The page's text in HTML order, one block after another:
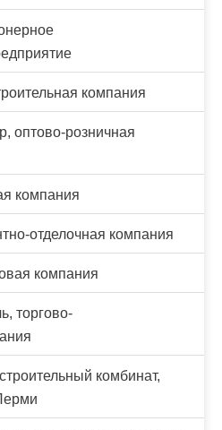
компания
оптово-розничная
компания
отделочная компания
компания
торгово-
комбинат,